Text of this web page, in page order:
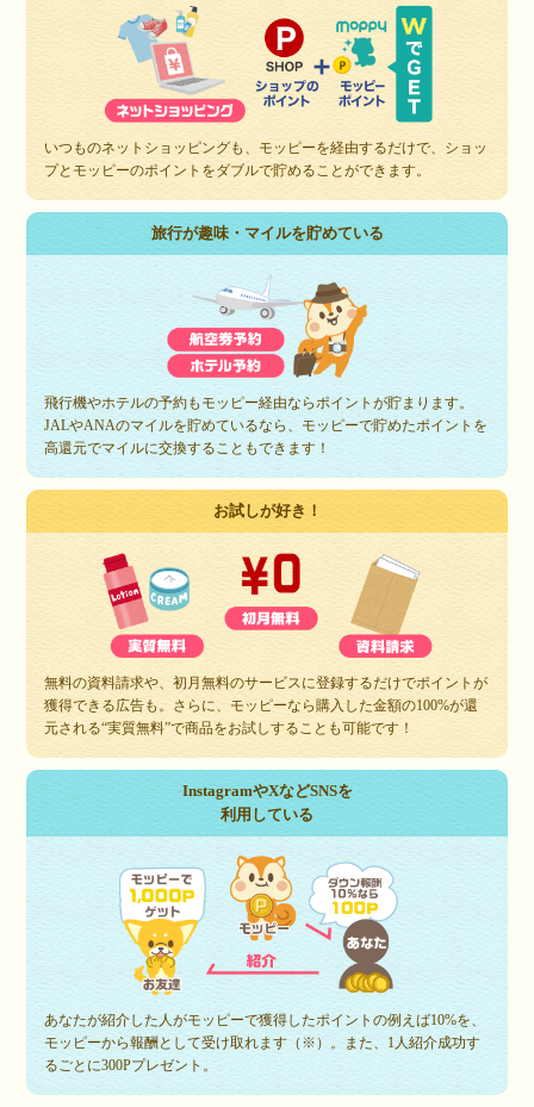
いつものネットショッピングも、モッピーを経由するだけで、ショッ
プとモッピーのポイントをダブルで貯めることができます。
旅行が趣味・マイルを貯めている
飛行機やホテルの予約もモッピー経由ならポイントが貯まります。
JALやANAのマイルを貯めているなら、モッピーで貯めたポイントを
高還元でマイルに交換することもできます！
お試しが好き！
無料の資料請求や、初月無料のサービスに登録するだけでポイントが
獲得できる広告も。さらに、モッピーなら購入した金額の100%が還
元される“実質無料”で商品をお試しすることも可能です！
InstagramやXなどSNSを
利用している
あなたが紹介した人がモッピーで獲得したポイントの例えば10%を、
モッピーから報酬として受け取れます（※）。また、1人紹介成功す
るごとに300Pプレゼント。